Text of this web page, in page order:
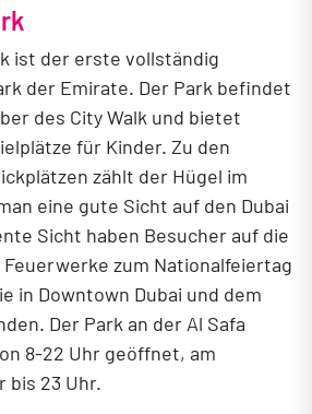
ist der erste vollständig
der Emirate. Der Park befindet
des City Walk und bietet
für Kinder. Zu den
zählt der Hügel im
eine gute Sicht auf den Dubai
Sicht haben Besucher auf die
zum Nationalfeiertag
in Downtown Dubai und dem
Der Park an der Al Safa
8-22 Uhr geöffnet, am
bis 23 Uhr.